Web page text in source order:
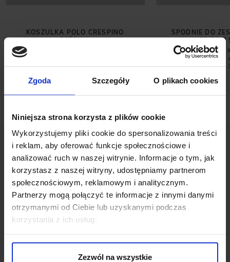
Zgoda Szczegóły O plikach cookies
Niniejsza strona korzysta z plików cookie
Wykorzystujemy pliki cookie do spersonalizowania treści
i reklam, aby oferować funkcje społecznościowe i
analizować ruch w naszej witrynie. Informacje o tym, jak
korzystasz z naszej witryny, udostępniamy partnerom
społecznościowym, reklamowym i analitycznym.
Partnerzy mogą połączyć te informacje z innymi danymi
otrzymanymi od Ciebie lub uzyskanymi podczas
korzystania z ich usług.
Zezwól na wszystkie
KOSZULKA POLO CRESPINO
BEŻOWA
Najniższa cena z 30 dni przed
promocją: 259,00 zł
SPODNIE DO
NIEBIESKI
99,00 ZŁ
Najniższa
promocją:
OPINIE O PRODUKCIE: SPODNIE
MENFI BRĄZOWE (BR1) CLASSIC FIT